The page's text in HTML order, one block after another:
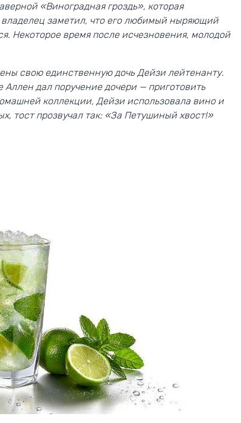
«Виноградная гроздь», которая
заметил, что его любимый ныряющий
Некоторое время после исчезновения, молодой
свою единственную дочь Дейзи лейтенанту.
Аллен дал поручение дочери — приготовить
коллекции, Дейзи использовала вино и
тост прозвучал так: «За Петушиный хвост!»